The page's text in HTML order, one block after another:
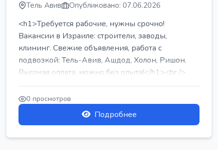
Тель Авив Опубликовано: 07.06.2026
<h1>Требуется рабочие, нужны срочно!
Вакансии в Израиле: строители, заводы,
клининг. Свежие объявления, работа с
подвозкой: Тель-Авив, Ашдод, Холон, Ришон.
Высокая оплата, можно без опыта!</h1><br />
...
0 просмотров
Подробнее